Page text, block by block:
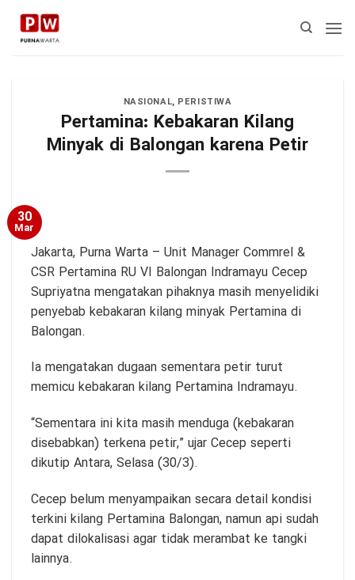
Skip
content
NASIONAL, PERISTIWA
Pertamina: Kebakaran Kilang
Minyak di Balongan karena Petir
30
Mar
Jakarta, Purna Warta – Unit Manager Commrel &
CSR Pertamina RU VI Balongan Indramayu Cecep
Supriyatna mengatakan pihaknya masih menyelidiki
penyebab kebakaran kilang minyak Pertamina di
Balongan.
Ia mengatakan dugaan sementara petir turut
memicu kebakaran kilang Pertamina Indramayu.
“Sementara ini kita masih menduga (kebakaran
disebabkan) terkena petir,” ujar Cecep seperti
dikutip Antara, Selasa (30/3).
Cecep belum menyampaikan secara detail kondisi
terkini kilang Pertamina Balongan, namun api sudah
dapat dilokalisasi agar tidak merambat ke tangki
lainnya.